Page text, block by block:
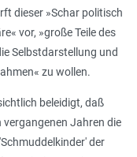
dieser »Schar politisch
« vor, »große Teile des
Selbstdarstellung und
« zu wollen.
beleidigt, daß
Jahren die
der